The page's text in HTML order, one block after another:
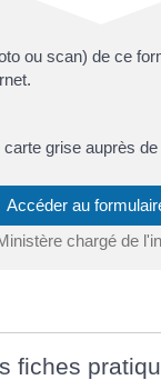
ou scan) de ce
grise auprès
Accéder au
chargé de
fiches